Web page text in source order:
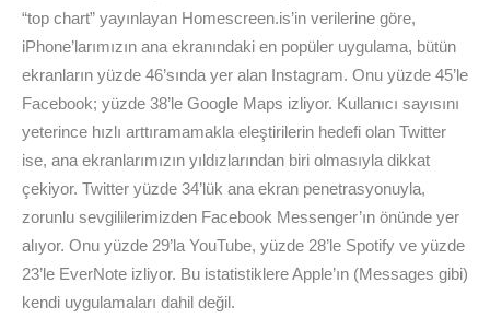
“top chart” yayınlayan Homescreen.is’in verilerine göre,
iPhone’larımızın ana ekranındaki en popüler uygulama, bütün
ekranların yüzde 46’sında yer alan Instagram. Onu yüzde 45’le
Facebook; yüzde 38’le Google Maps izliyor. Kullanıcı sayısını
yeterince hızlı arttıramamakla eleştirilerin hedefi olan Twitter
ise, ana ekranlarımızın yıldızlarından biri olmasıyla dikkat
çekiyor. Twitter yüzde 34’lük ana ekran penetrasyonuyla,
zorunlu sevgililerimizden Facebook Messenger’ın önünde yer
alıyor. Onu yüzde 29’la YouTube, yüzde 28’le Spotify ve yüzde
23’le EverNote izliyor. Bu istatistiklere Apple’ın (Messages gibi)
kendi uygulamaları dahil değil.